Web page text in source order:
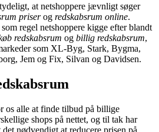
at netshoppere jævnligt søger
priserog redskabsrum online.
regel netshoppere kigge efter blandt
redskabsrum og billig redskabsrum,
som XL-Byg, Stark, Bygma,
Jem og Fix, Silvan og Davidsen.
os alle at finde tilbud på billige
shops på nettet, og til tak har
nødvendigt at reducere prisen på